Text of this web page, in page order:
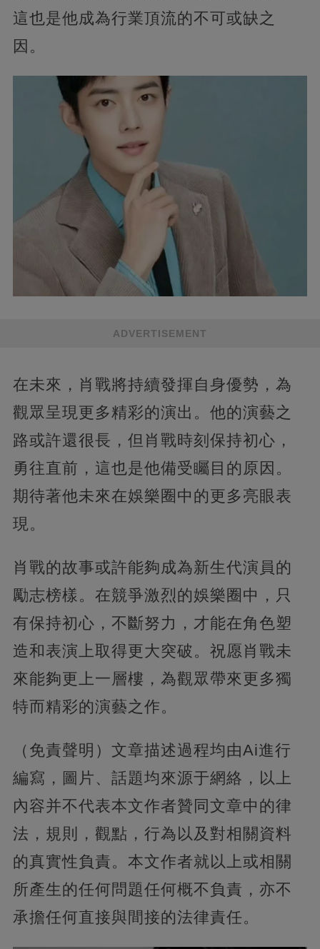
這也是他成為行業頂流的不可或缺之
因。
ADVERTISEMENT
在未來，肖戰將持續發揮自身優勢，為
觀眾呈現更多精彩的演出。他的演藝之
路或許還很長，但肖戰時刻保持初心，
勇往直前，這也是他備受矚目的原因。
期待著他未來在娛樂圈中的更多亮眼表
現。
肖戰的故事或許能夠成為新生代演員的
勵志榜樣。在競爭激烈的娛樂圈中，只
有保持初心，不斷努力，才能在角色塑
造和表演上取得更大突破。祝愿肖戰未
來能夠更上一層樓，為觀眾帶來更多獨
特而精彩的演藝之作。
（免責聲明）文章描述過程均由Ai進行
編寫，圖片、話題均來源于網絡，以上
內容并不代表本文作者贊同文章中的律
法，規則，觀點，行為以及對相關資料
的真實性負責。本文作者就以上或相關
所產生的任何問題任何概不負責，亦不
承擔任何直接與間接的法律責任。